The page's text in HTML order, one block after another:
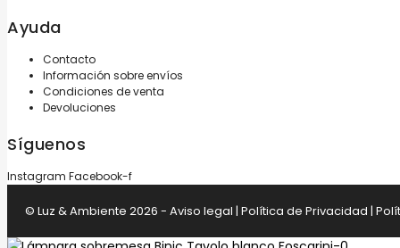
Ayuda
Contacto
Información sobre envíos
Condiciones de venta
Devoluciones
Síguenos
Instagram Facebook-f
© Luz & Ambiente 2026 - Aviso legal | Política de Privacidad |